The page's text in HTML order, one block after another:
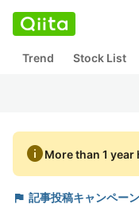
Trend Stock List
infoMore than 1
flag 記事投稿キャンペー